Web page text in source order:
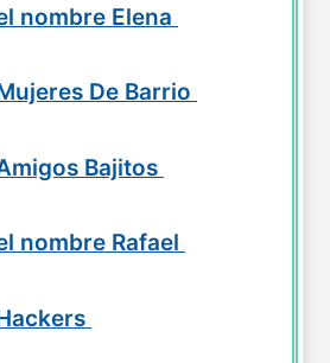
nombre Elena
De Barrio
Bajitos
nombre Rafael